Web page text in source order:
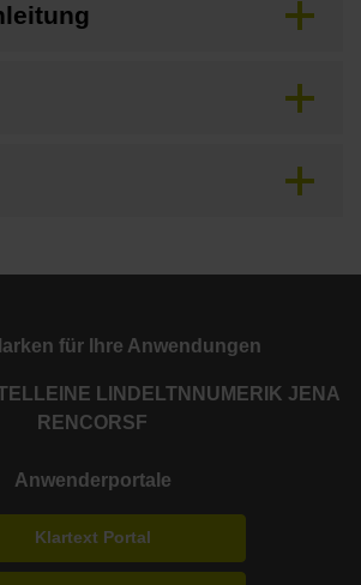
für Ihre Anwendungen
LEINE LINDE LTN NUMERIK JENA
RENCORSF
Anwenderportale
Klartext Portal